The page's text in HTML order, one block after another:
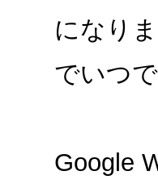
になり
でいつ
Google